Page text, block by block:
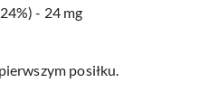
- 24 mg
posiłku.